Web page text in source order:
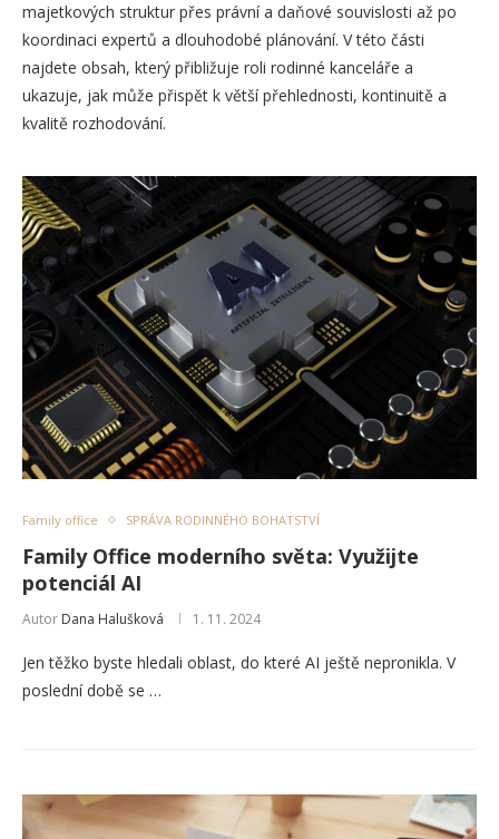
majetkových struktur přes právní a daňové souvislosti až po
koordinaci expertů a dlouhodobé plánování. V této části
najdete obsah, který přibližuje roli rodinné kanceláře a
ukazuje, jak může přispět k větší přehlednosti, kontinuitě a
kvalitě rozhodování.
Family office SPRÁVA RODINNÉHO BOHATSTVÍ
Family Office moderního světa: Využijte
potenciál AI
Autor Dana Halušková 1. 11. 2024
Jen těžko byste hledali oblast, do které AI ještě nepronikla. V
poslední době se …